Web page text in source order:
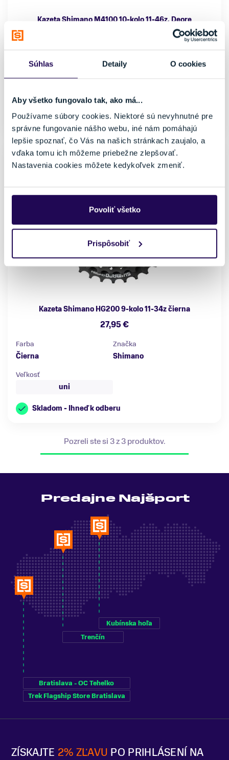
Súhlas Detaily O cookies
Aby všetko fungovalo tak, ako má...
Používame súbory cookies. Niektoré sú nevyhnutné pre
správne fungovanie nášho webu, iné nám pomáhajú
lepšie spoznať, čo Vás na našich stránkach zaujalo, a
vďaka tomu ich môžeme priebežne zlepšovať.
Nastavenia cookies môžete kedykoľvek zmeniť.
Povoliť všetko
Prispôsobiť
Kazeta Shimano M4100 10-kolo 11-46z. Deore
Strieborná
Shimano
uni
Skladom - Ihneď k odberu
Kazeta Shimano HG200 9-kolo 11-34z čierna
27,95 €
Farba
Čierna
Značka
Shimano
Veľkosť
uni
Skladom - Ihneď k odberu
Pozreli ste si 3 z 3 produktov.
ZÍSKAJTE 2% ZĽAVU PO PRIHLÁSENÍ NA
Predajne Najšport
Bratislava - OC Tehelko
Trek Flagship Store Bratislava
Trenčín
Kubínska hoľa